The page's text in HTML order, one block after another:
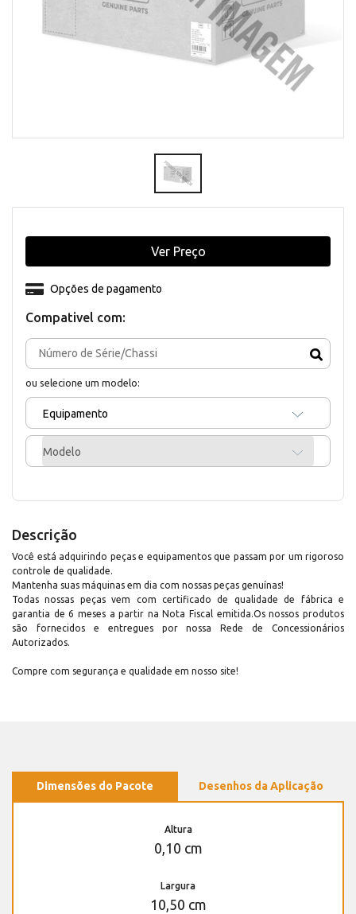
Compativel com:
ou selecione um modelo:
Equipamento
Modelo
Opções de pagamento
Ver Preço
Descrição
Você está adquirindo peças e equipamentos que passam por um rigoroso
controle de qualidade.
Mantenha suas máquinas em dia com nossas peças genuínas!
Todas nossas peças vem com certificado de qualidade de fábrica e
garantia de 6 meses a partir na Nota Fiscal emitida.Os nossos produtos
são fornecidos e entregues por nossa Rede de Concessionários
Autorizados.
Compre com segurança e qualidade em nosso site!
Dimensões do Pacote Desenhos da Aplicação
Altura
0,10 cm
Largura
10,50 cm